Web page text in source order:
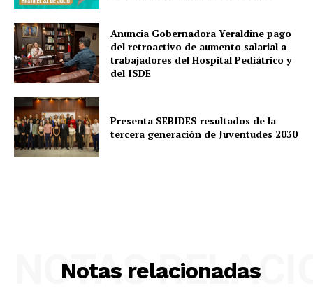
Anuncia Gobernadora Yeraldine pago
del retroactivo de aumento salarial a
trabajadores del Hospital Pediátrico y
del ISDE
Presenta SEBIDES resultados de la
tercera generación de Juventudes 2030
Notas relacionadas
NOTAS